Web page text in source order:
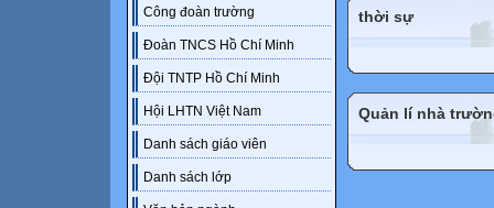
Công đoàn trường
Đoàn TNCS Hồ Chí Minh
Đội TNTP Hồ Chí Minh
Hội LHTN Việt Nam
Danh sách giáo viên
Danh sách lớp
thời sự
Quản lí nhà